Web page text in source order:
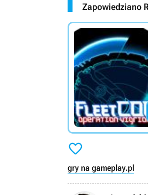
Zapowiedziano

gry na gameplay.pl